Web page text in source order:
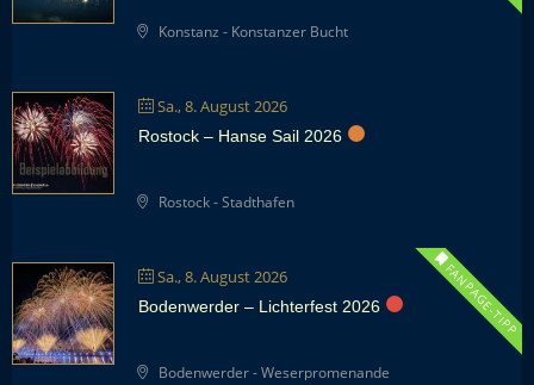
Konstanz - Konstanzer Bucht
Sa., 8. August 2026
Rostock – Hanse Sail 2026
Rostock - Stadthafen
Sa., 8. August 2026 FANPAGE-TIPP
Bodenwerder – Lichterfest 2026
Bodenwerder - Weserpromenande